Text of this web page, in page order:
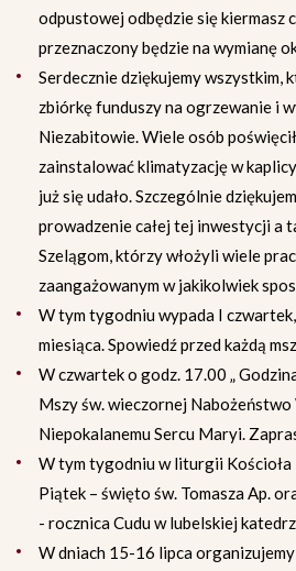
odpustowej odbędzie się kiermasz
przeznaczony będzie na wymianę
Serdecznie dziękujemy wszystkim,
zbiórkę funduszy na ogrzewanie i
Niezabitowie. Wiele osób
zainstalować klimatyzację w
już się udało. Szczególnie
prowadzenie całej tej inwestycji a
Szelągom, którzy włożyli wiele
zaangażowanym w jakikolwiek
W tym tygodniu wypada I
miesiąca. Spowiedź przed każdą
W czwartek o godz. 17.00 „
Mszy św. wieczornej
Niepokalanemu Sercu Maryi.
W tym tygodniu w liturgii Kościoła
Piątek – święto św. Tomasza Ap.
- rocznica Cudu w lubelskiej
W dniach 15-16 lipca